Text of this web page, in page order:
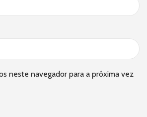
neste navegador para a próxima vez